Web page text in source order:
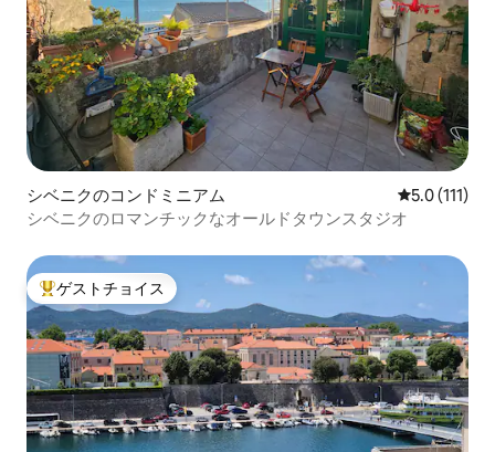
シベニクのコンドミニアム レビュー111
5.0 (111)
シベニクのロマンチックなオールドタウンスタジオ
大好評のゲストチョイスです。
ゲストチョイス